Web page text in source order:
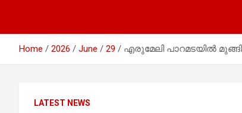
Home 2026 June 29 എരുമേലി പാറമടയിൽ
LATEST NEWS